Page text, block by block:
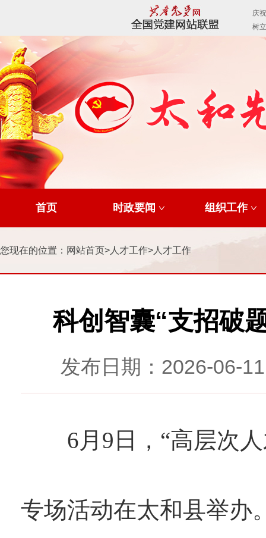
首页 时政要闻 组织工作
您现在的位置： 网站首页> 人才工作> 人才工作
科创智囊“支招破
发布日期：2026-
6月9日，“高层次人
专场活动在太和县举办